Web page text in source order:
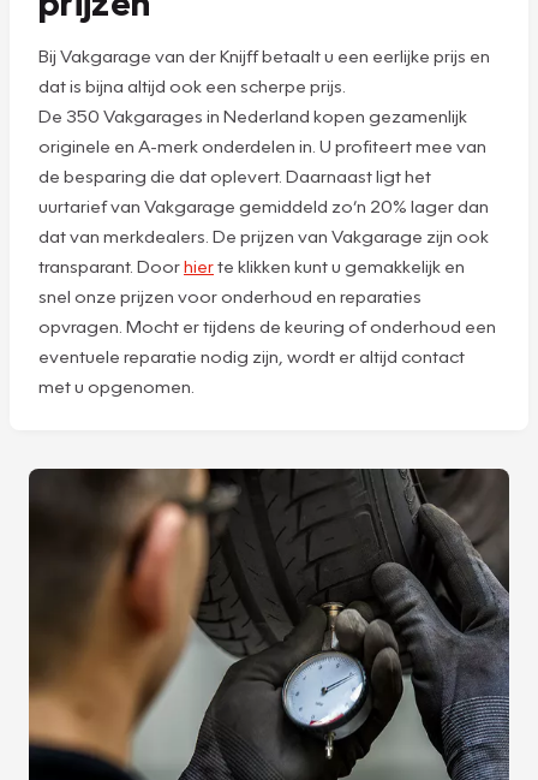
Bij Vakgarage van der Knijff betaalt u een eerlijke prijs en
dat is bijna altijd ook een scherpe prijs.
De 350 Vakgarages in Nederland kopen gezamenlijk
originele en A-merk onderdelen in. U profiteert mee van
de besparing die dat oplevert. Daarnaast ligt het
uurtarief van Vakgarage gemiddeld zo’n 20% lager dan
dat van merkdealers. De prijzen van Vakgarage zijn ook
transparant. Doorhierte klikken kunt u gemakkelijk en
snel onze prijzen voor onderhoud en reparaties
opvragen. Mocht er tijdens de keuring of onderhoud een
eventuele reparatie nodig zijn, wordt er altijd contact
met u opgenomen.